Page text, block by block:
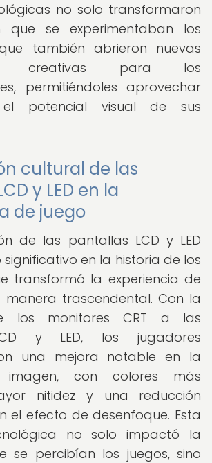
no solo transformaron
se experimentaban los
también abrieron nuevas
creativas para los
permitiéndoles aprovechar
potencial visual de sus
cultural de las
y LED en la
de juego
de las pantallas LCD y LED
en la historia de los
transformó la experiencia de
trascendental. Con la
los monitores CRT a las
y LED, los jugadores
una mejora notable en la
con colores más
nitidez y una reducción
el efecto de desenfoque. Esta
no solo impactó la
se percibían los juegos, sino